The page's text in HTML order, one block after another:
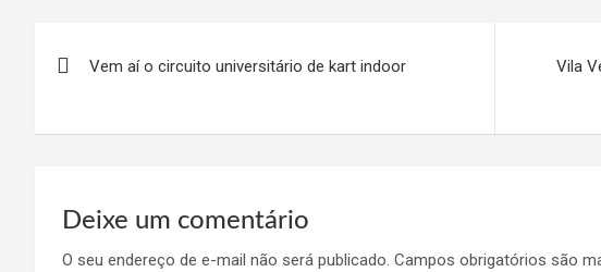
Post
Vem aí o circuito universitário de kart indoor
Vila
Deixe um comentário
O seu endereço de e-mail não será publicado. Campos obrigatórios são